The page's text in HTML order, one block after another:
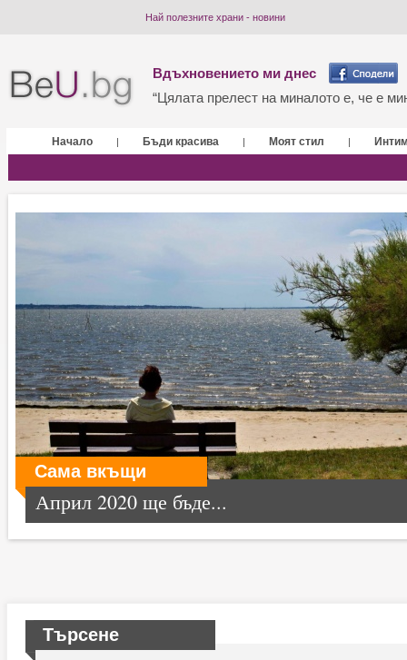
Най полезните храни - новини
Вдъхновението ми днес
“Цялата прелест на миналото е, че е
Начало | Бъди красива | Моят стил |
Сама вкъщи
Април 2020 ще бъде...
Търсене